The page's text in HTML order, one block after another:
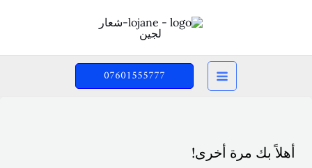
07601555777
أهلاً بك مرة أخرى!